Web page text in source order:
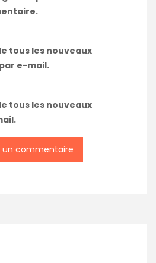
tous les nouveaux
e-mail.
tous les nouveaux